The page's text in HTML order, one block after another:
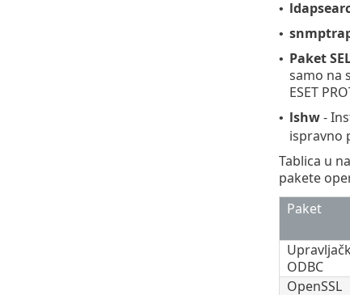
•
•
• Paket
samo na
ESET
• lshw-
ispravno
Tablica u
pakete
Paket
ODBC
OpenSSL